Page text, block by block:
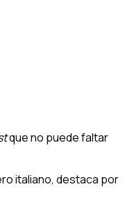
que no puede faltar
italiano, destaca por